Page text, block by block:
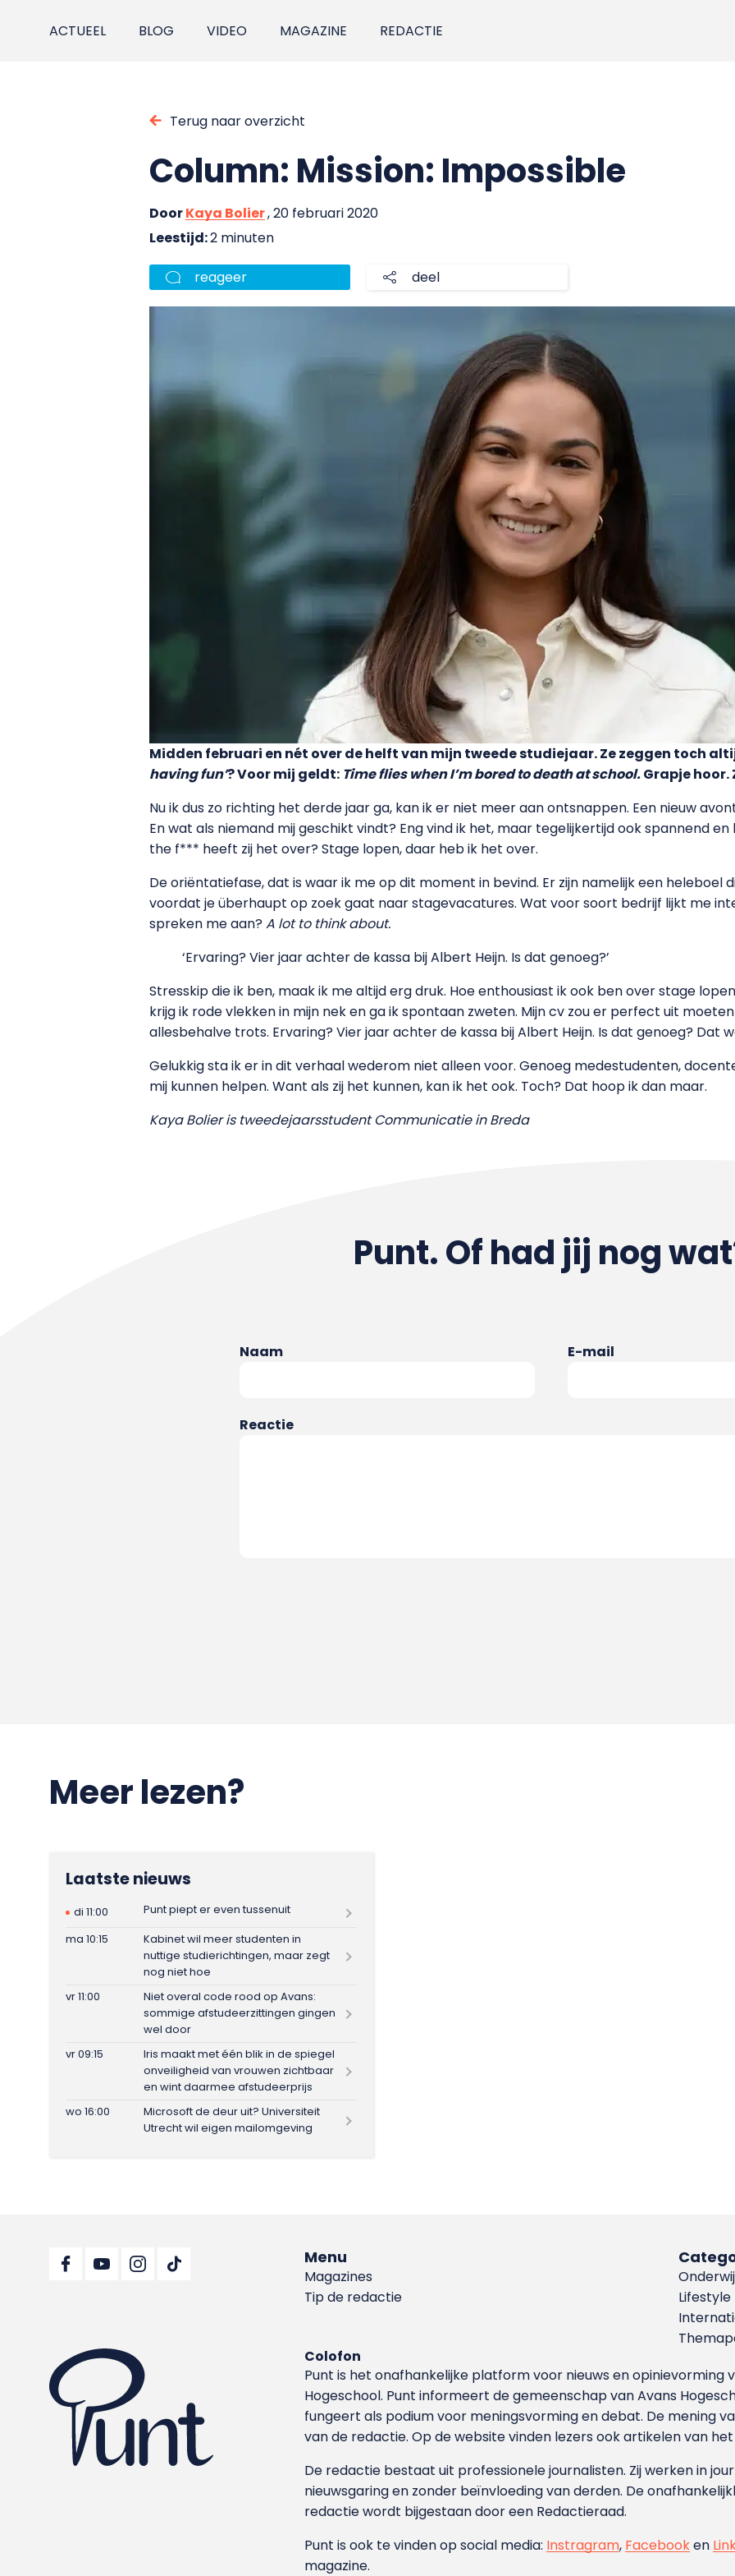
ACTUEEL BLOG VIDEO MAGAZINE REDACTIE
Terug naar overzicht
Column: Mission: Impossible
DoorKaya Bolier, 20 februari 2020
Leestijd:2 minuten
reageer deel
Midden februari en nét over de helft van mijn tweede studiejaar. Ze zeggen toch
having fun’? Voor mij geldt: Time flies when I’m bored to death at school.Grapje hoor.
Nu ik dus zo richting het derde jaar ga, kan ik er niet meer aan ontsnappen. Een nieuw
En wat als niemand mij geschikt vindt? Eng vind ik het, maar tegelijkertijd ook spannend en
the f*** heeft zij het over? Stage lopen, daar heb ik het over.
De oriëntatiefase, dat is waar ik me op dit moment in bevind. Er zijn namelijk een heleboel
voordat je überhaupt op zoek gaat naar stagevacatures. Wat voor soort bedrijf lijkt me
spreken me aan? A lot to think about.
‘Ervaring? Vier jaar achter de kassa bij Albert Heijn. Is dat genoeg?’
Stresskip die ik ben, maak ik me altijd erg druk. Hoe enthousiast ik ook ben over stage
krijg ik rode vlekken in mijn nek en ga ik spontaan zweten. Mijn cv zou er perfect uit
allesbehalve trots. Ervaring? Vier jaar achter de kassa bij Albert Heijn. Is dat genoeg? Dat
Gelukkig sta ik er in dit verhaal wederom niet alleen voor. Genoeg medestudenten,
mij kunnen helpen. Want als zij het kunnen, kan ik het ook. Toch? Dat hoop ik dan maar.
Kaya Bolier is tweedejaarsstudent Communicatie in Breda
Punt. Of had jij nog
Naam E-mail
Reactie
Meer lezen?
Laatste nieuws
di 11:00
Punt piept er even tussenuit
ma 10:15
Kabinet wil meer studenten in
nuttige studierichtingen, maar zegt
nog niet hoe
vr 11:00
Niet overal code rood op Avans:
sommige afstudeerzittingen gingen
wel door
vr 09:15
Iris maakt met één blik in de spiegel
onveiligheid van vrouwen zichtbaar
en wint daarmee afstudeerprijs
wo 16:00
Microsoft de deur uit? Universiteit
Utrecht wil eigen mailomgeving
Menu
Magazines
Tip de redactie
Lifestyle
Colofon
Punt is het onafhankelijke platform voor nieuws en
Hoge­school. Punt informeert de gemeenschap van Avans
fungeert als podium voor meningsvorming en debat. De mening
van de redactie. Op de website vinden lezers ook artikelen van
De redactie bestaat uit professionele journalisten. Zij werken in
nieuwsgaring en zonder beïnvloeding van derden. De
redactie wordt bijgestaan door een Redactieraad.
Punt is ook te vinden op social media: Instragram, Facebooken
magazine.